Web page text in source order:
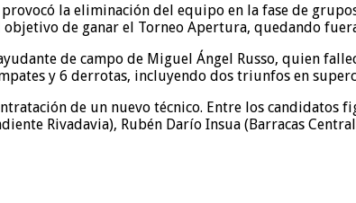
la eliminación del equipo en la fase de
de ganar el Torneo Apertura, quedando
de campo de Miguel Ángel Russo, quien
y 6 derrotas, incluyendo dos triunfos en
de un nuevo técnico. Entre los candidatos
Rivadavia), Rubén Darío Insua (Barracas